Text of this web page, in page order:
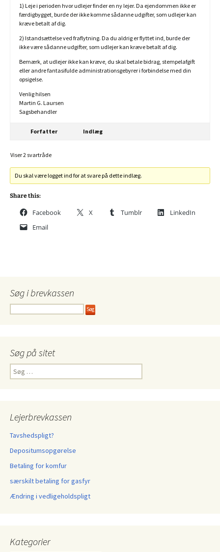
1) Leje i perioden hvor udlejer finder en ny lejer. Da ejendommen ikke er
færdigbygget, burde der ikke komme sådanne udgifter, som udlejer kan
kræve betalt af dig.
2) Istandsættelse ved fraflytning. Da du aldrig er flyttet ind, burde der
ikke være sådanne udgifter, som udlejer kan kræve betalt af dig.
Bemærk, at udlejer ikke kan kræve, du skal betale bidrag, stempelafgift
eller andre fantasifulde administrationsgebyrer i forbindelse med din
opsigelse.
Venlig hilsen
Martin G. Laursen
Sagsbehandler
Forfatter Indlæg
Viser 2 svartråde
Du skal være logget ind for at svare på dette indlæg.
Share this:
Facebook X Tumblr
LinkedIn
Email
Søg i brevkassen
Søg på sitet
Søg
efter:
Lejerbrevkassen
Tavshedspligt?
Depositumsopgørelse
Betaling for komfur
særskilt betaling for gasfyr
Ændring i vedligeholdspligt
Kategorier